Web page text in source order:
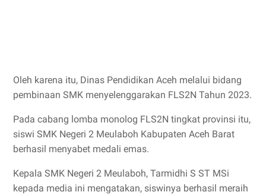
Oleh karena itu, Dinas Pendidikan Aceh melalui bidang
pembinaan SMK menyelenggarakan FLS2N Tahun 2023.
Pada cabang lomba monolog FLS2N tingkat provinsi itu,
siswi SMK Negeri 2 Meulaboh Kabupaten Aceh Barat
berhasil menyabet medali emas.
Kepala SMK Negeri 2 Meulaboh, Tarmidhi S ST MSi
kepada media ini mengatakan, siswinya berhasil meraih